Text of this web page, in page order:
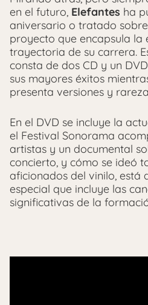
en el futuro, Elefantes ha
aniversario o tratado
proyecto que encapsula la
trayectoria de su carrera.
consta de dos CD y un
sus mayores éxitos
presenta versiones y
En el DVD se incluye la
el Festival Sonorama
artistas y un documental
concierto, y cómo se ideó
aficionados del vinilo, está
especial que incluye las
significativas de la